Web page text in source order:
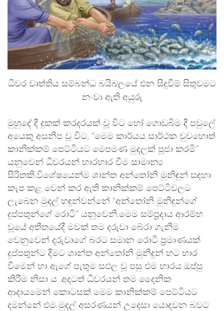
ධීවර වෘත්තිය සම්බන්ධ බයිබලයේ එන සිදුවීම් සිතුවමට
නංවා ඇති අයුරු
මුහුදේ දී දුකක් කරදරයක් වූ විට හෝ ගොඩබිම දී පවුලේ
අයෙකු අසනීප වූ විට, “මෙම කාර්යය සාර්ථක වුවහොත්
කානික්කම් පෙට්ටියට මෙපමණ මුදලක් පූජා කරමි”
යනුවෙන් ධීවරයන් භාරහාර වීම සාමාන්‍ය
සිරිතකි.විශේෂයෙන්ම ශාන්ත අන්තෝනි මුනිඳුන් සඳහා
කැප කළ වෙන් කර ඇති කානික්කම් පෙට්ටිවලට
ලැබෙන මුදල් හඳුන්වන්නේ “අන්තෝනි මුනිඳුන්ගේ
දුප්පතුන්ගේ රොටි” යනුවෙනි.මෙම සම්ප්‍රදාය ආරම්භ
වූයේ අතීතයේදී මවක් තම දරුවා බේරා ගැනීම
වෙනුවෙන් දරුවාගේ බරට සමාන රොටි ප්‍රමාණයක්
දුප්පතුන්ට දීමට ශාන්ත අන්තෝනි මුනිඳුන් හට භාර
වීමෙන් හා ඇගේ පැතුම සඵල වූ පසු එම භාරය ඔප්පු
කිරීම නිසා ය .අදටත් ධීවරයන් තම දෛනික
ආදායමෙන් කොටසක් මෙම කානික්කම් පෙට්ටියට
දමන්නේ එම මුදල් අසරණයන් උදෙසා යොදවන බවට